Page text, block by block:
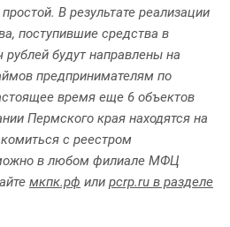
В результате реализации
поступившие средства в
будут направлены на
предпринимателям по
время еще 6 объектов
Пермского края находятся на
с реестром
в любом филиале МФЦ
мкпк.рф или pcrp.ru в разделе